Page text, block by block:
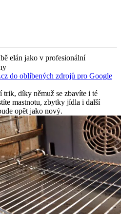
elán jako v profesionální
do oblíbených zdrojů pro Google
trik, díky němuž se zbavíte i té
mastnotu, zbytky jídla i další
opět jako nový.